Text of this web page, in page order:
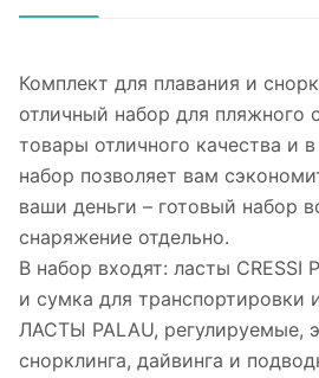
Комплект для плавания и
отличный набор для пляжного
товары отличного качества и
набор позволяет вам
ваши деньги – готовый набор
снаряжение отдельно.
В набор входят: ласты CRESSI
и сумка для транспортировки
ЛАСТЫ PALAU, регулируемые,
снорклинга, дайвинга и